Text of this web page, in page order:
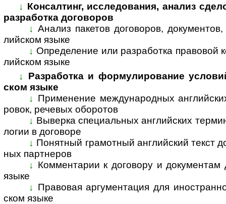
↓ Консалтинг, исследования, анализ
раз­ра­ботка дого­воров
↓ Анализ пакетов договоров,
лий­ском языке
↓ Определение или разработка правовой
лий­ском языке
↓
Разработка и формулирование
ском языке
↓ Применение международных
ро­вок, рече­вых обо­ротов
↓ Выверка специальных английских
ло­гии в дого­воре
↓ Понятный грамотный английский текст
ных парт­неров
↓ Комментарии к договору и документам
языке
↓ Правовая аргументация для
ском языке